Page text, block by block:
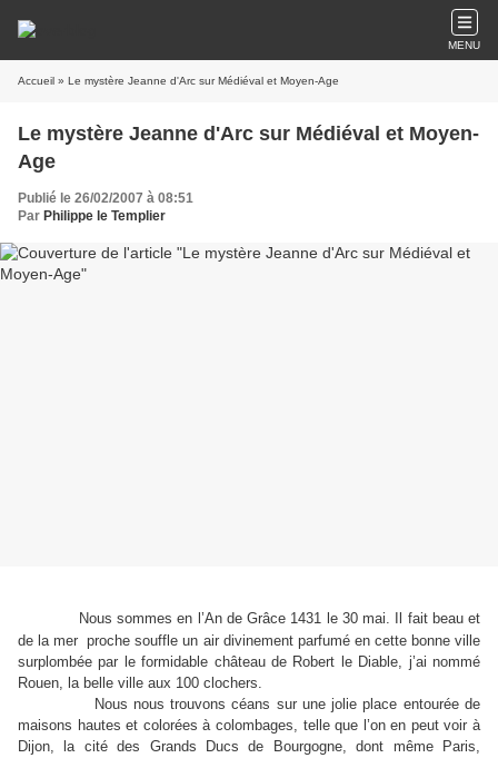
MENU
Accueil » Le mystère Jeanne d'Arc sur Médiéval et Moyen-Age
Le mystère Jeanne d'Arc sur Médiéval et Moyen-
Age
Publié le 26/02/2007 à 08:51
Par Philippe le Templier
Nous sommes en l’An de Grâce 1431 le 30 mai. Il fait beau et
de la mer proche souffle un air divinement parfumé en cette bonne ville
surplombée par le formidable château de Robert le Diable, j’ai nommé
Rouen, la belle ville aux 100 clochers.
Nous nous trouvons céans sur une jolie place entourée de
maisons hautes et colorées à colombages, telle que l’on en peut voir à
Dijon, la cité des Grands Ducs de Bourgogne, dont même Paris,